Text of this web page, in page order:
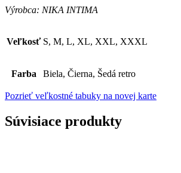
Výrobca: NIKA INTIMA
Veľkosť S, M, L, XL, XXL, XXXL
Farba Biela, Čierna, Šedá retro
Pozrieť veľkostné tabuky na novej karte
Súvisiace produkty